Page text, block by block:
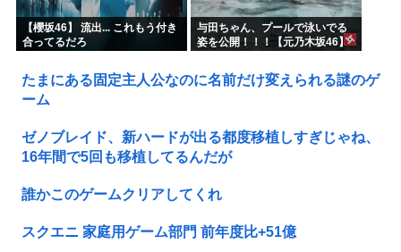
【櫻坂46】 流出... これもう付き
合ってるだろ
与田ちゃん、プールで泳いでる
姿を公開！！！【元乃木坂46】
たまにある固定主人公なのに名前だけ変えられる謎のゲ
ーム
ゼノブレイド、新ハードが出る都度移植しすぎじゃね、
16年間で5回も移植してるんだが
誰かこのゲームクリアしてくれ
スクエニ 家庭用ゲーム部門 前年度比+51億